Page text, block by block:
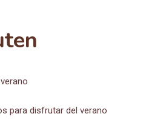
para disfrutar del verano